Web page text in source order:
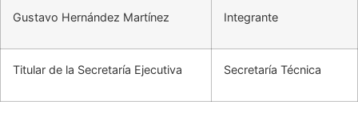
Gustavo Hernández Martínez Integrante
Titular de la Secretaría Ejecutiva Secretaría Técnica